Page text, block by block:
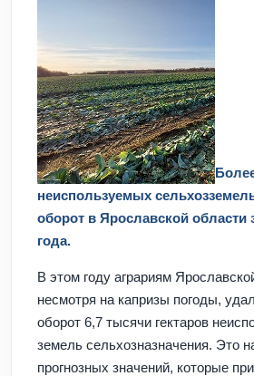
неиспользуемых
оборот в Ярославской области
года.
В этом году аграриям
несмотря на капризы погоды,
оборот 6,7 тысячи гектаров
земель сельхозназначения. Это
прогнозных значений, которые